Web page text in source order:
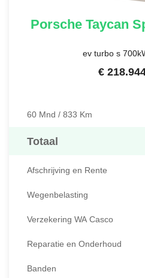
PorscheTaycan
ev turbo s
€
60 Mnd / 833 Km
Totaal
Afschrijving en Rente
Wegenbelasting
Verzekering WA Casco
Reparatie en Onderhoud
Banden